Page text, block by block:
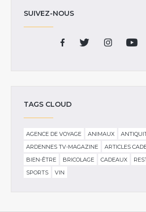
SUIVEZ-NOUS
TAGS CLOUD
AGENCE DE VOYAGE ANIMAUX
ARDENNES TV-MAGAZINE
ARTICLES
BIEN-ÊTRE
BRICOLAGE CADEAUX
SPORTS
VIN